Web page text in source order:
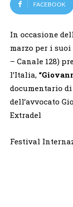
FACEBOOK
In occasione
marzo per i suoi
– Canale 128)
l’Italia,
documentario
dell’avvocato
Extradel
Festival